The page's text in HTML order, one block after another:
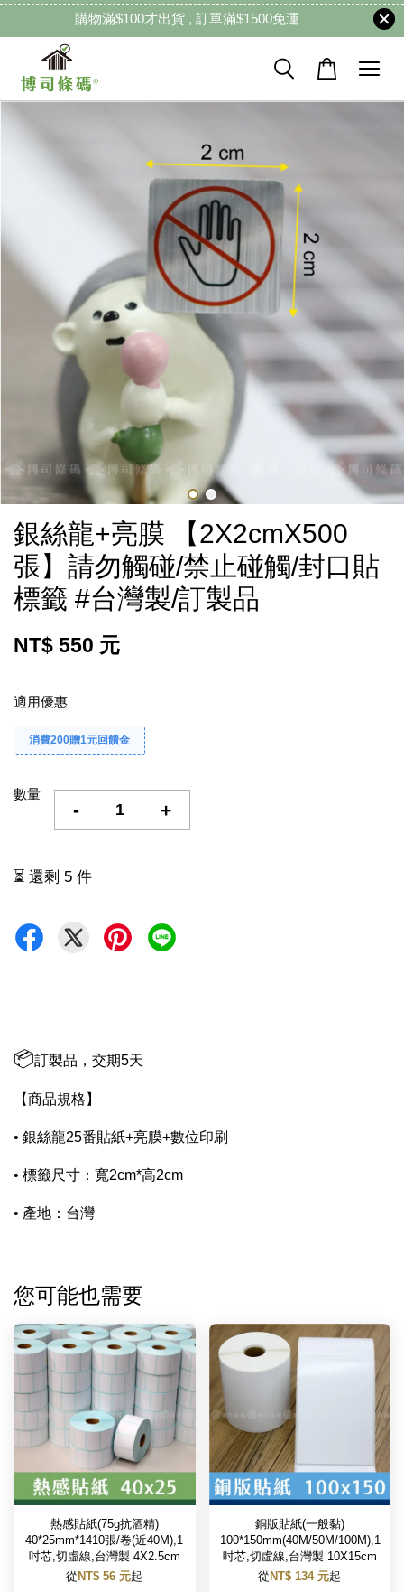
購物滿$100才出貨 , 訂單滿$1500免運
銀絲龍+亮膜 【2X2cmX500
張】請勿觸碰/禁止碰觸/封口貼
標籤 #台灣製/訂製品
NT$ 550 元
適用優惠
消費200贈1元回饋金
數量
- +
⏳ 還剩 5 件
📦訂製品，交期5天
【商品規格】
• 銀絲龍25番貼紙+亮膜+數位印刷
• 標籤尺寸：寬2cm*高2cm
• 產地：台灣
您可能也需要
熱感貼紙(75g抗酒精)
40*25mm*1410張/卷(近40M),1
吋芯,切虛線,台灣製 4X2.5cm
從 NT$ 56 元起
銅版貼紙(一般黏)
100*150mm(40M/50M/100M),1
吋芯,切虛線,台灣製 10X15cm
從 NT$ 134 元起